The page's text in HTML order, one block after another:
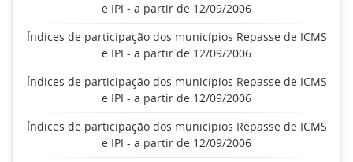
e IPI - a partir de 12/09/2006
Índices de participação dos municípios Repasse de ICMS
e IPI - a partir de 12/09/2006
Índices de participação dos municípios Repasse de ICMS
e IPI - a partir de 12/09/2006
Índices de participação dos municípios Repasse de ICMS
e IPI - a partir de 12/09/2006